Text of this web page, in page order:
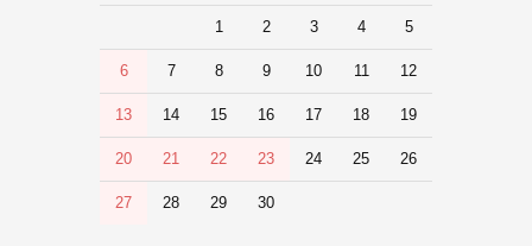
1 2 3 4 5
6 7 8 9 10 11 12
13 14 15 16 17 18 19
20 21 22 23 24 25 26
27 28 29 30